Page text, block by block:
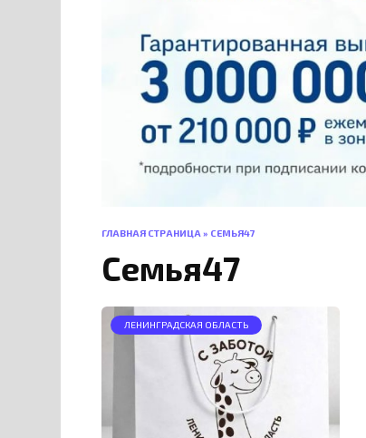
ГЛАВНАЯ СТРАНИЦА» СЕМЬЯ47
Семья47
ЛЕНИНГРАДСКАЯ ОБЛАСТЬ